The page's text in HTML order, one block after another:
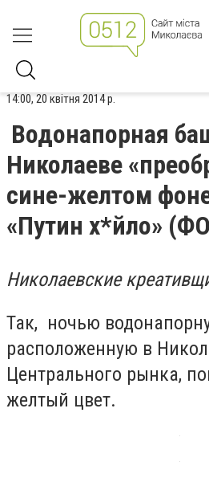
14:00, 20 квітня 2014 р.
Водонапорная
Николаеве
сине-желтом
«Путин х*йло»
Николаевские
Так, ночью
расположенную в
Центрального рынка,
желтый цвет.